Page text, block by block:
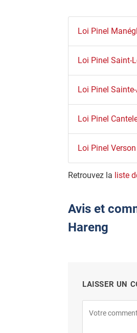
Loi Pinel
Loi Pinel Saint-
Loi Pinel
Loi Pinel
Loi Pinel
Retrouvez la liste
Avis et
Hareng
LAISSER UN